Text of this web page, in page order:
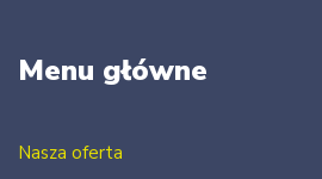
Menu główne
Nasza oferta